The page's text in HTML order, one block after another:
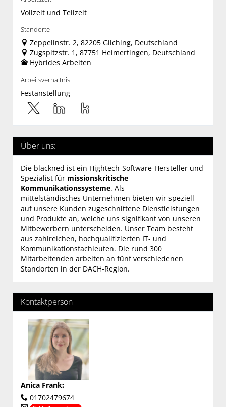
Vollzeit und Teilzeit
Standorte
Zeppelinstr. 2, 82205 Gilching, Deutschland
Zugspitzstr. 1, 87751 Heimertingen, Deutschland
Hybrides Arbeiten
Arbeitsverhältnis
Festanstellung
Über uns:
Die blackned ist ein Hightech-Software-Hersteller und
Spezialist für missionskritische
Kommunikationssysteme. Als
mittelständisches Unternehmen bieten wir speziell
auf unsere Kunden zugeschnittene Dienstleistungen
und Produkte an, welche uns signifikant von unseren
Mitbewerbern unterscheiden. Unser Team besteht
aus zahlreichen, hochqualifizierten IT- und
Kommunikationsfachleuten. Die rund 300
Mitarbeitenden arbeiten an fünf verschiedenen
Standorten in der DACH-Region.
Kontaktperson
Anica Frank:
01702479674